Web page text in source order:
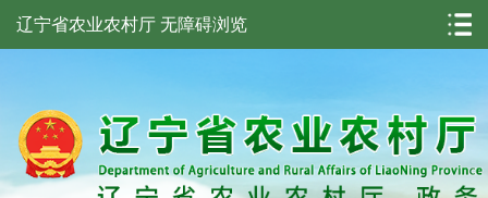
辽宁省农业农村厅 无障碍浏览